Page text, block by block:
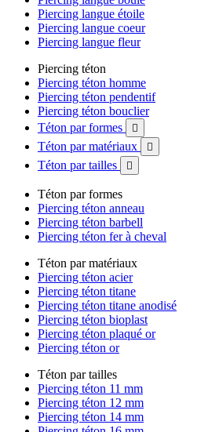
Piercing langue étoile
Piercing langue coeur
Piercing langue fleur
Piercing téton
Piercing téton homme
Piercing téton pendentif
Piercing téton bouclier
Téton par formes

Téton par matériaux 
Téton par tailles 
Téton par formes
Piercing téton anneau
Piercing téton barbell
Piercing téton fer à cheval
Téton par matériaux
Piercing téton acier
Piercing téton titane
Piercing téton titane anodisé
Piercing téton bioplast
Piercing téton plaqué or
Piercing téton or
Téton par tailles
Piercing téton 11 mm
Piercing téton 12 mm
Piercing téton 14 mm